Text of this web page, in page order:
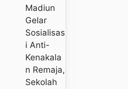
Madiun
Gelar
Sosialisas
I Anti-
Kenakala
N Remaja,
Sekolah